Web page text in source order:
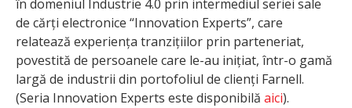
în domeniul Industrie 4.0 prin intermediul seriei sale
de cărți electronice “Innovation Experts”, care
relatează experiența tranzițiilor prin parteneriat,
povestită de persoanele care le-au inițiat, într-o gamă
largă de industrii din portofoliul de clienți Farnell.
(Seria Innovation Experts este disponibilă aici).